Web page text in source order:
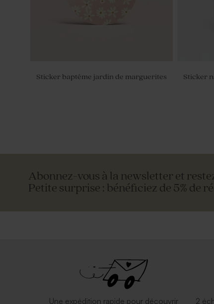
Sticker baptême jardin de marguerites Sticker
Abonnez-vous à la newsletter et
Petite surprise : bénéficiez de 5% de
Une expédition rapide pour découvrir 2